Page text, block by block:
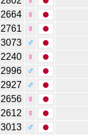
2664
♀
2761
♀
3073
♂
2240
♀
2996
♂
2927
♂
2656
♀
2612
♀
3013
♂